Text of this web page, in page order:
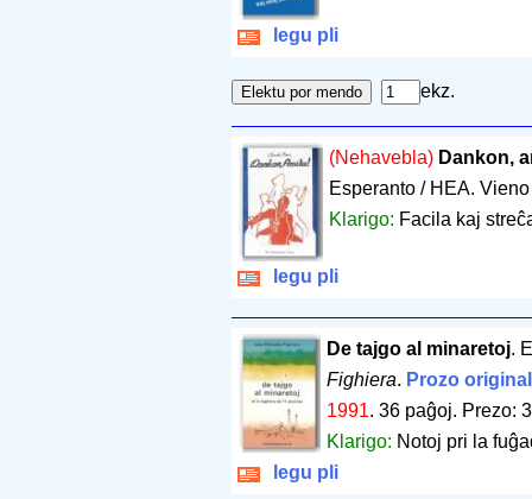
legu pli
ekz.
(Nehavebla) Dankon,
Esperanto / HEA.
Klarigo: Facila kaj
legu pli
De tajgo al minaretoj.
Fighiera. Prozo
1991. 36 paĝoj. Prezo:
Klarigo: Notoj pri la
legu pli